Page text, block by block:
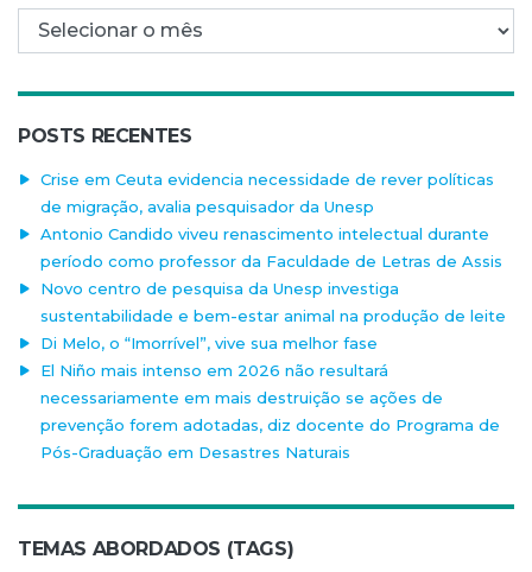
Arquivo mensal
POSTS RECENTES
Crise em Ceuta evidencia necessidade de rever políticas
de migração, avalia pesquisador da Unesp
Antonio Candido viveu renascimento intelectual durante
período como professor da Faculdade de Letras de Assis
Novo centro de pesquisa da Unesp investiga
sustentabilidade e bem-estar animal na produção de leite
Di Melo, o “Imorrível”, vive sua melhor fase
El Niño mais intenso em 2026 não resultará
necessariamente em mais destruição se ações de
prevenção forem adotadas, diz docente do Programa de
Pós-Graduação em Desastres Naturais
TEMAS ABORDADOS (TAGS)